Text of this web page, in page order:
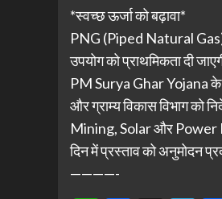
*स्वच्छ ऊर्जा को बढ़ावा*
PNG (Piped Natural Gas)
उपयोग को प्राथमिकता दी
PM Surya Ghar Yojana के
और ग्राम्य विकास विभाग को
Mining, Solar और Power
दिन में प्रस्ताव को अनुमोदन
————-